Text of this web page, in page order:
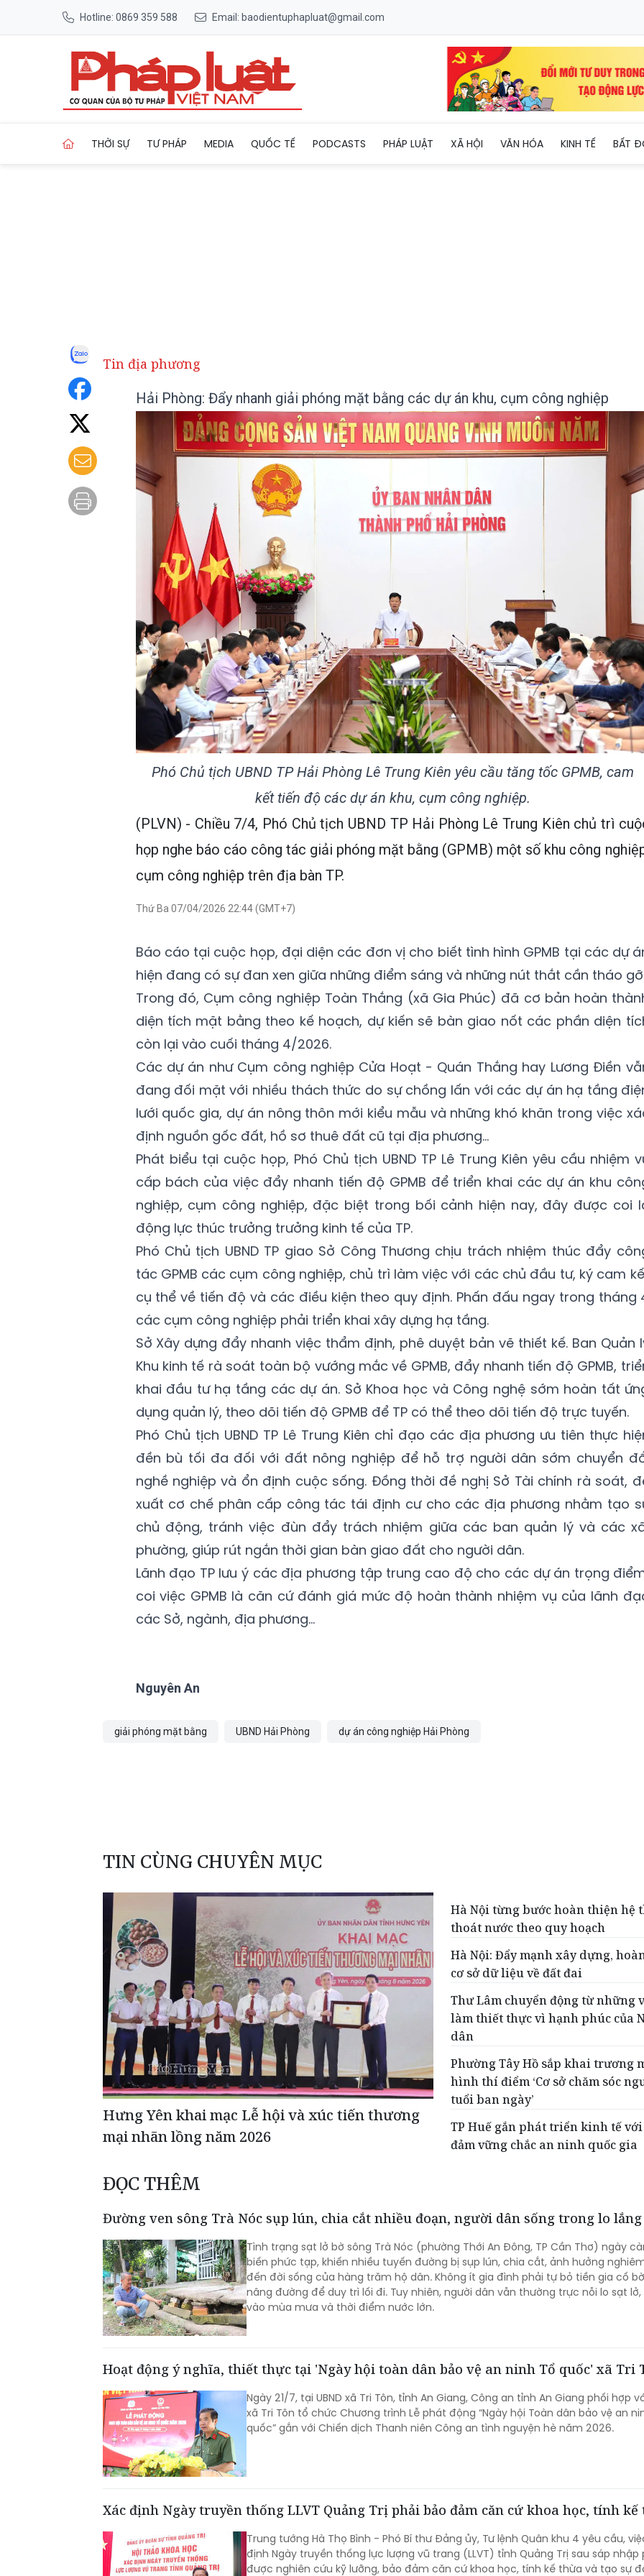
Hotline: 0869 359 588 Email: baodientuphapluat@gmail.com
THỜI SỰ TƯ PHÁP MEDIA QUỐC TẾ PODCASTS PHÁP LUẬT XÃ HỘI VĂN HÓA KINH TẾ BẤT
Tin địa phương
Hải Phòng: Đẩy nhanh giải phóng mặt bằng các dự án khu, cụm công nghiệp
Phó Chủ tịch UBND TP Hải Phòng Lê Trung Kiên yêu cầu tăng tốc GPMB, cam
kết tiến độ các dự án khu, cụm công nghiệp.
(PLVN) - Chiều 7/4, Phó Chủ tịch UBND TP Hải Phòng Lê Trung Kiên chủ trì
họp nghe báo cáo công tác giải phóng mặt bằng (GPMB) một số khu công
cụm công nghiệp trên địa bàn TP.
Thứ Ba 07/04/2026 22:44 (GMT+7)
Báo cáo tại cuộc họp, đại diện các đơn vị cho biết tình hình GPMB tại các dự
hiện đang có sự đan xen giữa những điểm sáng và những nút thắt cần tháo
Trong đó, Cụm công nghiệp Toàn Thắng (xã Gia Phúc) đã cơ bản hoàn
diện tích mặt bằng theo kế hoạch, dự kiến sẽ bàn giao nốt các phần diện
còn lại vào cuối tháng 4/2026.
Các dự án như Cụm công nghiệp Cửa Hoạt - Quán Thắng hay Lương Điền
đang đối mặt với nhiều thách thức do sự chồng lấn với các dự án hạ tầng
lưới quốc gia, dự án nông thôn mới kiểu mẫu và những khó khăn trong việc
định nguồn gốc đất, hồ sơ thuê đất cũ tại địa phương…
Phát biểu tại cuộc họp, Phó Chủ tịch UBND TP Lê Trung Kiên yêu cầu nhiệm
cấp bách của việc đẩy nhanh tiến độ GPMB để triển khai các dự án khu
nghiệp, cụm công nghiệp, đặc biệt trong bối cảnh hiện nay, đây được coi
động lực thúc trưởng trưởng kinh tế của TP.
Phó Chủ tịch UBND TP giao Sở Công Thương chịu trách nhiệm thúc đẩy
tác GPMB các cụm công nghiệp, chủ trì làm việc với các chủ đầu tư, ký cam
cụ thể về tiến độ và các điều kiện theo quy định. Phấn đấu ngay trong tháng
các cụm công nghiệp phải triển khai xây dựng hạ tầng.
Sở Xây dựng đẩy nhanh việc thẩm định, phê duyệt bản vẽ thiết kế. Ban Quản
Khu kinh tế rà soát toàn bộ vướng mắc về GPMB, đẩy nhanh tiến độ GPMB,
khai đầu tư hạ tầng các dự án. Sở Khoa học và Công nghệ sớm hoàn tất
dụng quản lý, theo dõi tiến độ GPMB để TP có thể theo dõi tiến độ trực tuyến.
Phó Chủ tịch UBND TP Lê Trung Kiên chỉ đạo các địa phương ưu tiên thực
đền bù tối đa đối với đất nông nghiệp để hỗ trợ người dân sớm chuyển
nghề nghiệp và ổn định cuộc sống. Đồng thời đề nghị Sở Tài chính rà soát,
xuất cơ chế phân cấp công tác tái định cư cho các địa phương nhằm tạo
chủ động, tránh việc đùn đẩy trách nhiệm giữa các ban quản lý và các
phường, giúp rút ngắn thời gian bàn giao đất cho người dân.
Lãnh đạo TP lưu ý các địa phương tập trung cao độ cho các dự án trọng
coi việc GPMB là căn cứ đánh giá mức độ hoàn thành nhiệm vụ của lãnh
các Sở, ngành, địa phương…
Nguyên An
giải phóng mặt bằng UBND Hải Phòng dự án công nghiệp Hải Phòng
TIN CÙNG CHUYÊN MỤC
Hưng Yên khai mạc Lễ hội và xúc tiến thương
mại nhãn lồng năm 2026
Hà Nội từng bước hoàn thiện hệ
thoát nước theo quy hoạch
Hà Nội: Đẩy mạnh xây dựng,
cơ sở dữ liệu về đất đai
Thư Lâm chuyển động từ những
làm thiết thực vì hạnh phúc của
dân
Phường Tây Hồ sắp khai trương
hình thí điểm ‘Cơ sở chăm sóc
tuổi ban ngày’
TP Huế gắn phát triển kinh tế với
đảm vững chắc an ninh quốc gia
ĐỌC THÊM
Đường ven sông Trà Nóc sụp lún, chia cắt nhiều đoạn, người dân sống trong lo lắng
Tình trạng sạt lở bờ sông Trà Nóc (phường Thới An Đông, TP Cần Thơ) ngày
biến phức tạp, khiến nhiều tuyến đường bị sụp lún, chia cắt, ảnh hưởng
đến đời sống của hàng trăm hộ dân. Không ít gia đình phải tự bỏ tiền gia cố
nâng đường để duy trì lối đi. Tuy nhiên, người dân vẫn thường trực nỗi lo sạt
vào mùa mưa và thời điểm nước lớn.
Hoạt động ý nghĩa, thiết thực tại 'Ngày hội toàn dân bảo vệ an ninh Tổ quốc' xã Tri
Ngày 21/7, tại UBND xã Tri Tôn, tỉnh An Giang, Công an tỉnh An Giang phối hợp
xã Tri Tôn tổ chức Chương trình Lễ phát động “Ngày hội Toàn dân bảo vệ an
quốc” gắn với Chiến dịch Thanh niên Công an tình nguyện hè năm 2026.
Xác định Ngày truyền thống LLVT Quảng Trị phải bảo đảm căn cứ khoa học, tính
Trung tướng Hà Thọ Bình - Phó Bí thư Đảng ủy, Tư lệnh Quân khu 4 yêu cầu,
định Ngày truyền thống lực lượng vũ trang (LLVT) tỉnh Quảng Trị sau sáp nhập
được nghiên cứu kỹ lưỡng, bảo đảm căn cứ khoa học, tính kế thừa và tạo sự